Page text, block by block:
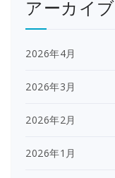
アーカイブ
2026年4月
2026年3月
2026年2月
2026年1月